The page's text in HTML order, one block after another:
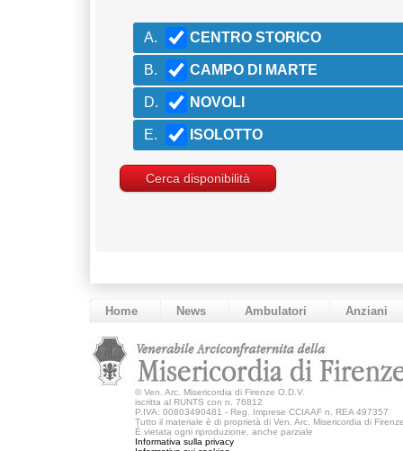
A. CENTRO STORICO
B. CAMPO DI MARTE
D. NOVOLI
E. ISOLOTTO
Home News Ambulatori Anziani
© Ven. Arc. Misericordia di Firenze O.D.V.
iscritta al RUNTS con n. 76812
P.IVA: 00803490481 - Reg. Imprese CCIAAF n. REA 497357
Tutto il materiale è di proprietà di Ven. Arc. Misericordia di
È vietata ogni riproduzione, anche parziale
Informativa sulla privacy